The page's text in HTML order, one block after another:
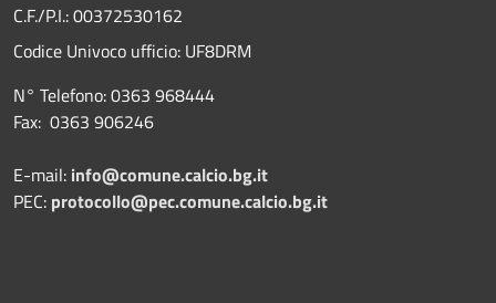
C.F./P.I.: 00372530162
Codice Univoco ufficio: UF8DRM
N° Telefono: 0363 968444
Fax: 0363 906246
E-mail: info@comune.calcio.bg.it
PEC: protocollo@pec.comune.calcio.bg.it